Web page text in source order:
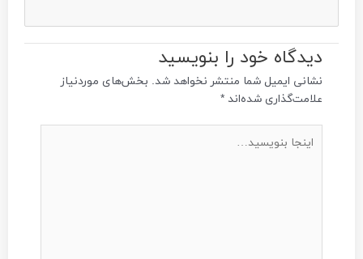
دیدگاه‌ خود را بنویسید
نشانی ایمیل شما منتشر نخواهد شد. بخش‌های موردنیاز
علامت‌گذاری شده‌اند *
بنویسید…